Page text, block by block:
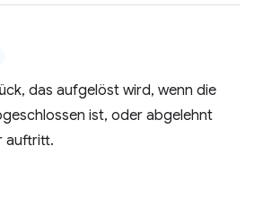
das aufgelöst wird, wenn die
ist, oder abgelehnt
auftritt.